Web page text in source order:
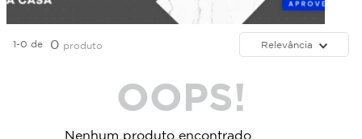
1-0 de 0 produto Relevância
OOPS!
Nenhum produto encontrado